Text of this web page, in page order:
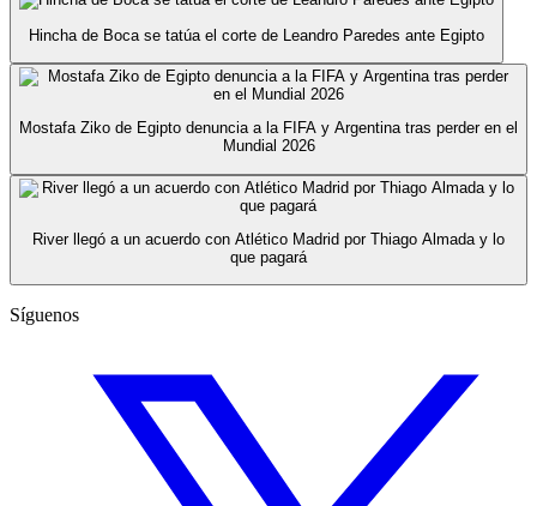
Hincha de Boca se tatúa el corte de Leandro Paredes ante Egipto
Mostafa Ziko de Egipto denuncia a la FIFA y Argentina tras perder en el
Mundial 2026
River llegó a un acuerdo con Atlético Madrid por Thiago Almada y lo
que pagará
Síguenos